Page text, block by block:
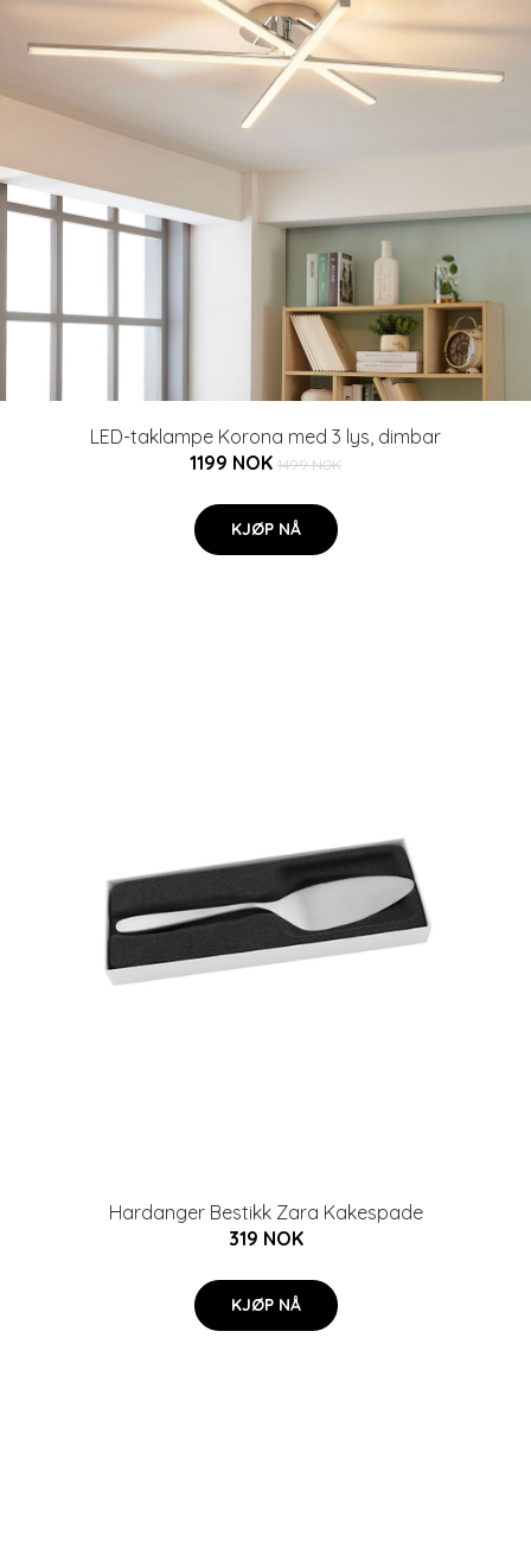
LED-taklampe Korona med 3 lys, dimbar
1199 NOK 1499 NOK
KJØP NÅ
Hardanger Bestikk Zara Kakespade
319 NOK
KJØP NÅ